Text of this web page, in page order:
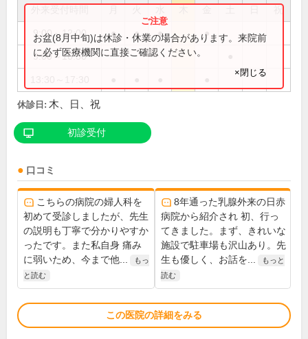
祝
9:00～12:00 ● ● ● ●
9:00～16:30
お盆(8月中旬)は休診・休業の場合があります。来院前
に必ず医療機関に直接ご確認ください。
×閉じる
休診日: 木、日、祝
初診受付
口コミ
こちらの病院の婦人科を
初めて受診しましたが、先生
の説明も丁寧で分かりやすか
ったです。また私自身 痛み
に弱いため、今まで他...
もっ
と読む
8年通った乳腺外来の日赤
病院から紹介され 初、行っ
てきました。まず、きれいな
施設で駐車場も沢山あり。先
生も優しく、お話を...
もっと
読む
この医院の詳細をみる